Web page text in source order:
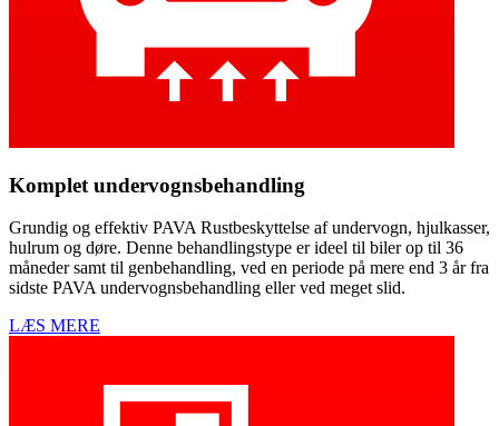
Komplet undervognsbehandling
Grundig og effektiv PAVA Rustbeskyttelse af undervogn, hjulkasser,
hulrum og døre. Denne behandlingstype er ideel til biler op til 36
måneder samt til genbehandling, ved en periode på mere end 3 år fra
sidste PAVA undervognsbehandling eller ved meget slid.
LÆS MERE